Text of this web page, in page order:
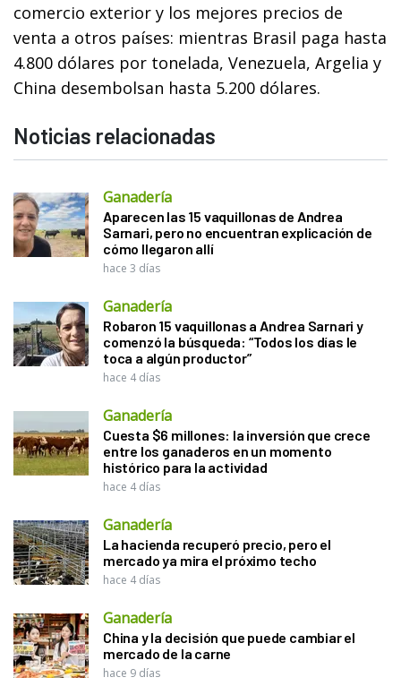
comercio exterior y los mejores precios de
venta a otros países: mientras Brasil paga hasta
4.800 dólares por tonelada, Venezuela, Argelia y
China desembolsan hasta 5.200 dólares.
Noticias relacionadas
Ganadería
Aparecen las 15 vaquillonas de Andrea
Sarnari, pero no encuentran explicación de
cómo llegaron allí
hace 3 días
Ganadería
Robaron 15 vaquillonas a Andrea Sarnari y
comenzó la búsqueda: “Todos los días le
toca a algún productor”
hace 4 días
Ganadería
Cuesta $6 millones: la inversión que crece
entre los ganaderos en un momento
histórico para la actividad
hace 4 días
Ganadería
La hacienda recuperó precio, pero el
mercado ya mira el próximo techo
hace 4 días
Ganadería
China y la decisión que puede cambiar el
mercado de la carne
hace 9 días